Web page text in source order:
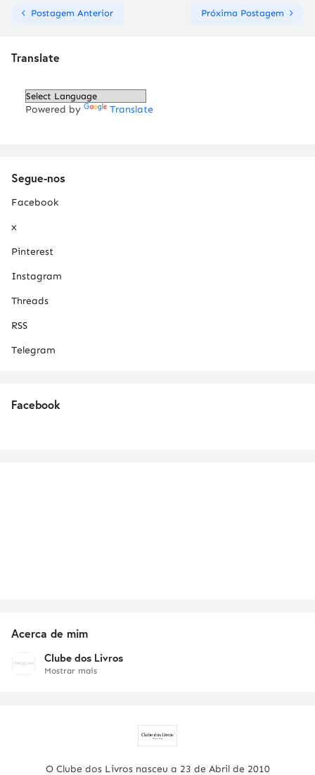
Postagem Anterior Próxima Postagem
Translate
Powered by Translate
Segue-nos
Facebook
x
Pinterest
Instagram
Threads
RSS
Telegram
Facebook
Acerca de mim
Clube dos Livros
Mostrar mais
O Clube dos Livros nasceu a 23 de Abril de 2010